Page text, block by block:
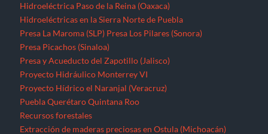
Hidroeléctrica Paso de la Reina (Oaxaca)
Hidroeléctricas en la Sierra Norte de Puebla
Presa La Maroma (SLP) Presa Los Pilares (Sonora)
Presa Picachos (Sinaloa)
Presa y Acueducto del Zapotillo (Jalisco)
Proyecto Hidráulico Monterrey VI
Proyecto Hídrico el Naranjal (Veracruz)
Puebla Querétaro Quintana Roo
Recursos forestales
Extracción de maderas preciosas en Ostula (Michoacán)